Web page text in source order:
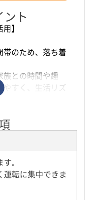
ト
】
のため、落ち着
との時間や趣
すく、生活リズ
仕事の流れをイチ
距離運転や複雑
に挑戦したい」
す｡
運転に集中できま